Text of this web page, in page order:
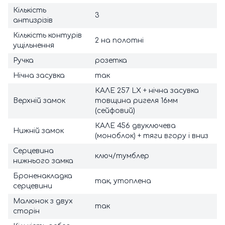
Кількість
антизрізів
3
Кількість контурів
ущільнення
2 на полотні
Ручка
розетка
Нічна засувка
так
Верхній замок
КАЛЕ 257 LX + нічна засувка
товщина ригеля 16мм
(сейфовий)
Нижній замок
КАЛЕ 456 двуключева
(моноблок) + тяги вгору і вниз
Серцевина
нижнього замка
ключ/тумблер
Броненакладка
серцевини
так, утоплена
Малюнок з двух
сторін
так